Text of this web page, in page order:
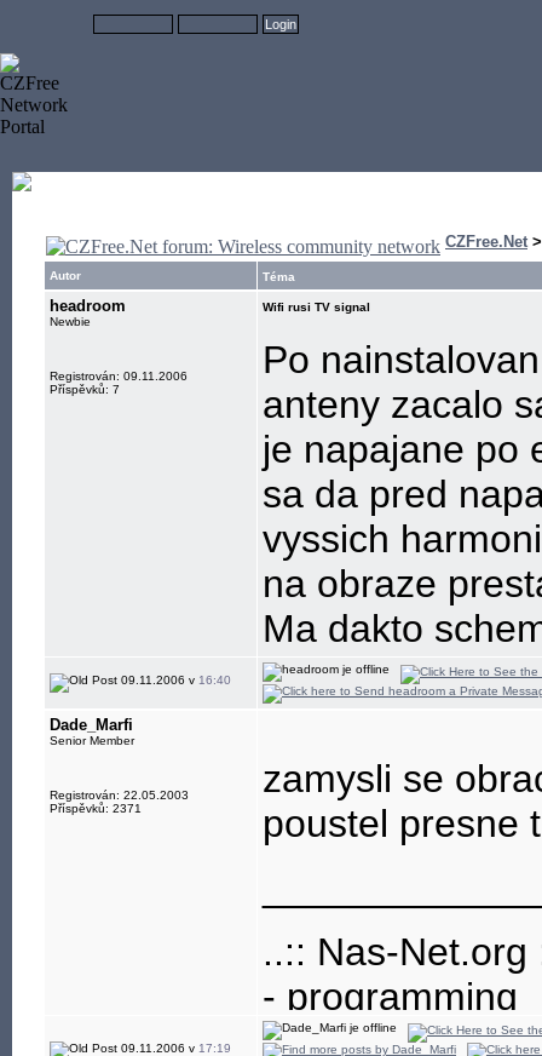
CZFree.Net
Autor Téma
headroom
Newbie
Registrován: 09.11.2006
Příspěvků: 7
Wifi rusi TV signal
Po
anteny zacalo
je napajane po
sa da pred
vyssich
na obraze
Ma dakto
09.11.2006 v 16:40
Dade_Marfi
Senior Member
Registrován: 22.05.2003
Příspěvků: 2371
zamysli se
poustel presne
..:: Nas-Net.org
- programming
- build-up and
09.11.2006 v 17:19